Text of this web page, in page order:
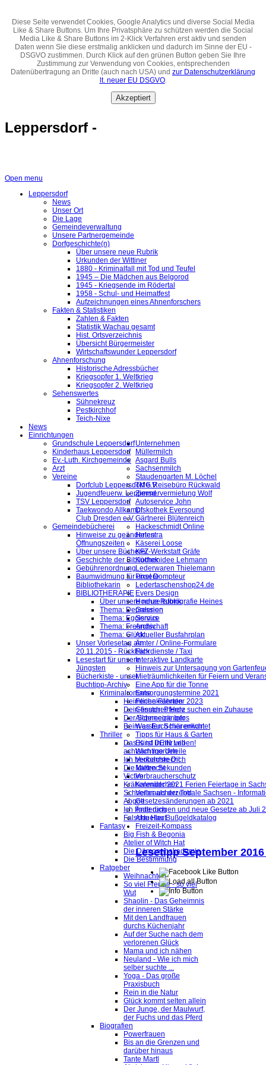
Diese Seite verwendet Cookies, Google Analytics und diverse Social Media
Like & Share Buttons. Um Ihre Privatsphäre zu schützen werden die Social
Media Like & Share Buttons im 2-Klick Verfahren erst aktiv und senden
Daten wenn Sie diese erstmalig anklicken und dadurch im Sinne der EU -
DSGVO zustimmen. Durch Klick auf den grünen Button geben Sie Ihre
Zustimmung zur Verwendung von Cookies, entsprechenden
Datenübertragung an Dritte (auch nach USA) und zur Datenschutzerklärung
lt. neuer EU DSGVO.
Akzeptiert
Leppersdorf -
Open menu
Leppersdorf
News
Unser Ort
Die Lage
Gemeindeverwaltung
Unsere Partnergemeinde
Dorfgeschichte(n)
Über unsere neue Rubrik
Urkunden der Wittiner
1880 - Kriminalfall mit Tod und Teufel
1945 – Die Mädchen aus Belgorod
1945 - Kriegsende im Rödertal
1958 - Schul- und Heimatfest
Aufzeichnungen eines Ahnenforschers
Fakten & Statistiken
Zahlen & Fakten
Statistik Wachau gesamt
Hist. Ortsverzeichnis
Übersicht Bürgermeister
Wirtschaftswunder Leppersdorf
Ahnenforschung
Historische Adressbücher
Kriegsopfer 1. Weltkrieg
Kriegsopfer 2. Weltkrieg
Sehenswertes
Sühnekreuz
Pestkirchhof
Teich-Nixe
News
Einrichtungen
Grundschule Leppersdorf
Kinderhaus Leppersdorf
Ev.-Luth. Kirchgemeinde
Arzt
Vereine
Dorfclub Leppersdorf e.V.
Jugendfeuerw. Leppersd.
TSV Leppersdorf
Taekwondo Allkampf
Club Dresden e.V.
Gemeindebücherei
Hinweise zu geänderten
Öffnungszeiten
Über unsere Bücherei
Geschichte der Bibliothek
Gebührenordnung
Baumwidmung für unsere
Bibliothekarin
BIBLIOTHERAPIE
Über unsere neue Rubrik
Thema: Depression
Thema: Egoismus
Thema: Freundschaft
Thema: Glück
Unser Vorlesetag am
20.11.2015 - Rückblick
Lesestart für unsere
Jüngsten
Bücherkiste - unser
Buchtipp-Archiv
Kriminalromane
Heimliche Fährten
Dein finsteres Herz
Der Schneegänger
Beim ersten Schärenlicht
Thriller
Das Kind in mir will
achtsam morden
Ich beobachte Dich
Die kalten Sekunden
Victim
Krähenmädchen
Schneller als der Tod
Abgott
Ich finde dich
Falsche Haut
Fantasy
Big Fish & Begonia
Atelier of Witch Hat
Die Dämonenakademie
Die Bestimmung
Ratgeber
Weihnachten
So viel Freude - so viel
Wut
Shaolin - Das Geheimnis
der inneren Stärke
Mit den Landfrauen
durchs Küchenjahr
Auf der Suche nach dem
verlorenen Glück
Mama und ich nähen
Neuland - Wie ich mich
selber suchte ...
Yoga - Das große
Praxisbuch
Rein in die Natur
Glück kommt selten allein
Der Junge, der Maulwurf,
der Fuchs und das Pferd
Biografien
Powerfrauen
Bis an die Grenzen und
darüber hinaus
Tante Martl
Unternehmen
Müllermilch
Asgard Bulls
Sachsenmilch
Staudengarten M. Löchel
TMG Reisebüro Rückwald
Zimmervermietung Wolf
Autoservice John
Diskothek Eversound
Gärtnerei Blütenreich
Hackeschmidt Online
Helestra
Käserei Loose
KFZ-Werkstatt Gräfe
Küchenidee Lehmann
Lederwaren Thielemann
Pixel Dompteur
Ledertaschenshop24.de
Evers Design
Hochzeitsfotografie Heines
Galerien
Service
Archiv
Aktueller Busfahrplan
Ämter / Online-Formulare
Fahrdienste / Taxi
Interaktive Landkarte
Hinweis zur Untersagung von
Mieträumlichkeiten für Feiern und
Eine App für die Tonne
Entsorgungstermine 2021
Ferienkalender 2023
Gesuch: Pferde suchen ein Zuhause
Allgemeine Infos
Was Euch hier erwartet
Tipps für Haus & Garten
Es ist DEIN Leben!
Wichtige Urteile
Verkehrsrecht
Mietrecht
Verbraucherschutz
Kalender 2021 Ferien Feiertage in
Verbraucherzentrale Sachsen -
Gesetzesänderungen ab 2021
Änderungen und neue Gesetze ab Juli
Aktueller Bußgeldkatalog
Freizeit-Kompass
Lesetipp September